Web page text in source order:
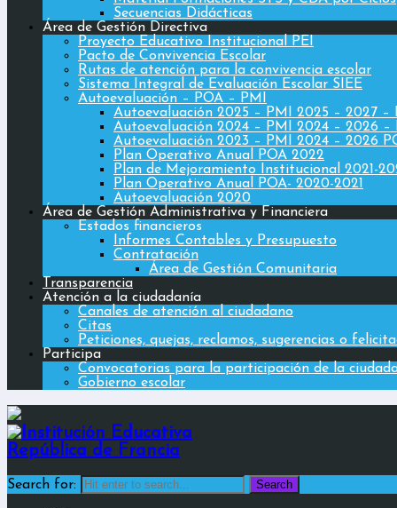
Secuencias Didácticas
Área de Gestión Directiva
Proyecto Educativo Institucional PEI
Pacto de Convivencia Escolar
Rutas de atención para la convivencia escolar
Sistema Integral de Evaluación Escolar SIEE
Autoevaluación – POA – PMI
Autoevaluación 2025 – PMI 2025 – 2027 –
Autoevaluación 2024 – PMI 2024 – 2026 –
Autoevaluación 2023 – PMI 2024 – 2026
Plan Operativo Anual POA 2022
Plan de Mejoramiento Institucional 2021-
Plan Operativo Anual POA- 2020-2021
Autoevaluación 2020
Área de Gestión Administrativa y Financiera
Estados financieros
Informes Contables y Presupuesto
Contratación
Área de Gestión Comunitaria
Transparencia
Atención a la ciudadanía
Canales de atención al ciudadano
Citas
Peticiones, quejas, reclamos, sugerencias o
Participa
Convocatorias para la participación de la
Gobierno escolar
Search for: